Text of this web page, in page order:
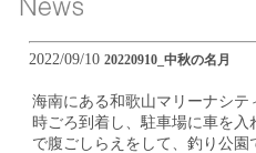
2022/09/10 20220910_中秋の名月
海南にある和歌山マリーナシ
時ごろ到着し、駐車場に車を
で腹ごしらえをして、釣り公